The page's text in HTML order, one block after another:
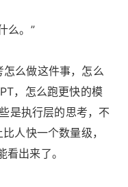
么。”
么做这件事，怎么
，怎么跑更快的模
是执行层的思考，不
人快一个数量级，
出来了。